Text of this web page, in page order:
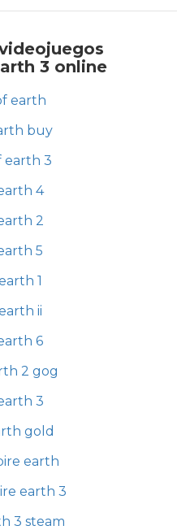
3 online
earth
buy
earth 3
4
2
5
1
ii
6
2 gog
3
gold
earth
earth 3
3 steam